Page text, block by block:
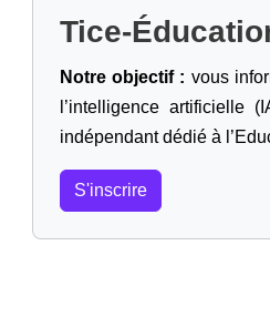
Tice-
Notre objectif : vous
l’intelligence artificielle
indépendant dédié à
S'inscrire